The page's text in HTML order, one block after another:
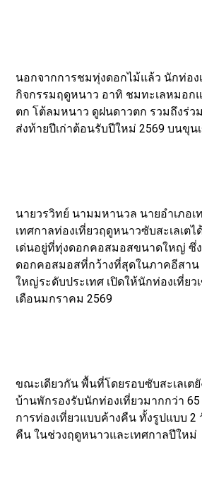
นอกจากการชมทุ่งดอกไม้แล้ว นักท่อง
กิจกรรมฤดูหนาว อาทิ ชมทะเลหมอก
ตก โต้ลมหนาว ดูฝนดาวตก รวมถึงร่ว
ส่งท้ายปีเก่าต้อนรับปีใหม่ 2569 บนขุน
นายวรวิทย์ นามมหานวล นายอำเภอเ
เทศกาลท่องเที่ยวฤดูหนาวซับสะเลเต
เด่นอยู่ที่ทุ่งดอกคอสมอสขนาดใหญ่ ซึ่
ดอกคอสมอสที่กว้างที่สุดในภาคอีสา
ใหญ่ระดับประเทศ เปิดให้นักท่องเที่ย
เดือนมกราคม 2569
ขณะเดียวกัน พื้นที่โดยรอบซับสะเลเต
บ้านพักรองรับนักท่องเที่ยวมากกว่า
การท่องเที่ยวแบบค้างคืน ทั้งรูปแบบ 2
คืน ในช่วงฤดูหนาวและเทศกาลปีใหม่